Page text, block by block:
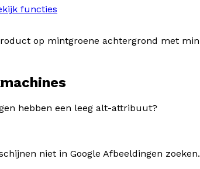
functies
op mintgroene achtergrond met
hebben een leeg alt-attribuut?
niet in Google Afbeeldingen